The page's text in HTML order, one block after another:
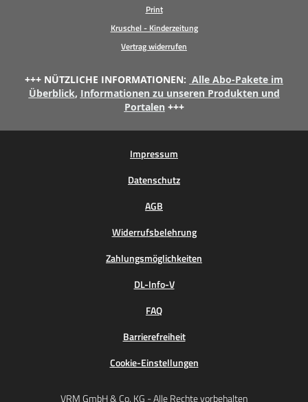
Print
Kruschel - Kinderzeitung
Vertrag widerrufen
+++ NÜTZLICHE INFORMATIONEN: Alle Abo-Pakete im
Überblick, Informationen zu unseren Produkten und
Portalen +++
Impressum
Datenschutz
AGB
Widerrufsbelehrung
Zahlungsmöglichkeiten
DL-Info-V
FAQ
Barrierefreiheit
Cookie-Einstellungen
VRM GmbH & Co. KG - Alle Rechte vorbehalten